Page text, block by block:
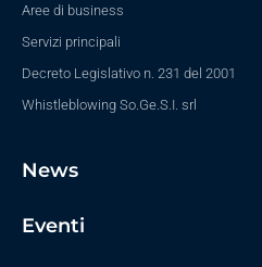
Aree di business
Servizi principali
Decreto Legislativo n. 231 del 2001
Whistleblowing So.Ge.S.I. srl
News
Eventi